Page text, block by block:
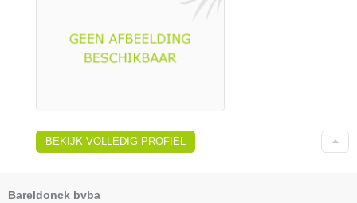
BEKIJK VOLLEDIG PROFIEL
Bareldonck bvba